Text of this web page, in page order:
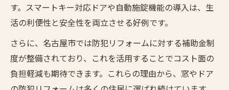
す。スマートキー対応ドアや自動施錠機能の導入は、生
活の利便性と安全性を両立させる好例です。
さらに、名古屋市では防犯リフォームに対する補助金制
度が整備されており、これを活用することでコスト面の
負担軽減も期待できます。これらの理由から、窓やドア